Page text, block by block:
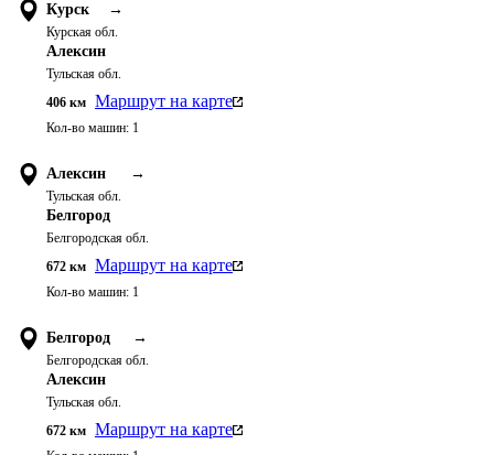
Курск →
Курская обл.
Алексин
Тульская обл.
406 км Маршрут на карте
Кол-во машин: 1
Алексин →
Тульская обл.
Белгород
Белгородская обл.
672 км Маршрут на карте
Кол-во машин: 1
Белгород →
Белгородская обл.
Алексин
Тульская обл.
672 км Маршрут на карте